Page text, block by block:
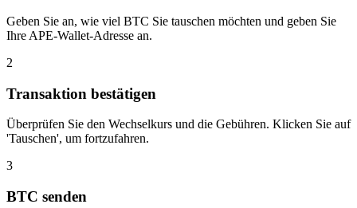
Geben Sie an, wie viel BTC Sie tauschen möchten und geben Sie
Ihre APE-Wallet-Adresse an.
2
Transaktion bestätigen
Überprüfen Sie den Wechselkurs und die Gebühren. Klicken Sie auf
'Tauschen', um fortzufahren.
3
BTC senden